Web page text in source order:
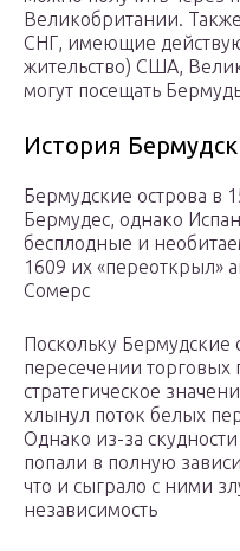
Великобритании.
СНГ, имеющие
жительство) США,
могут посещать
История
Бермудские острова в
Бермудес, однако
бесплодные и
1609 их «переоткрыл»
Сомерс
Поскольку Бермудские
пересечении торговых
стратегическое
хлынул поток белых
Однако из-за
попали в полную
что и сыграло с ними
независимость